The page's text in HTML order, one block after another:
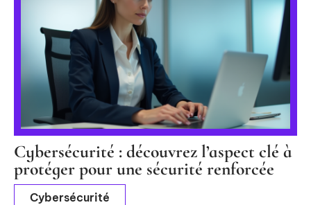
Cybersécurité : découvrez l’aspect clé à
protéger pour une sécurité renforcée
Cybersécurité